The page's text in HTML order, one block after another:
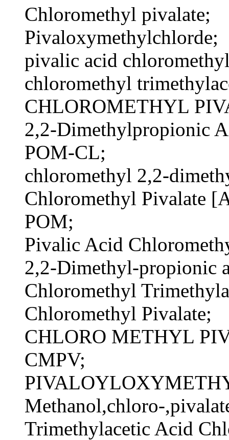
Chloromethyl pivalate;
Pivaloxymethylchlorde;
pivalic acid
chloromethyl
CHLOROMETHYL
2,2-Dimethylpropionic
POM-CL;
chloromethyl 2,2-
Chloromethyl Pivalate
POM;
Pivalic Acid
2,2-Dimethyl-propionic
Chloromethyl
Chloromethyl Pivalate;
CHLORO METHYL
CMPV;
Methanol,chloro-
Trimethylacetic Acid